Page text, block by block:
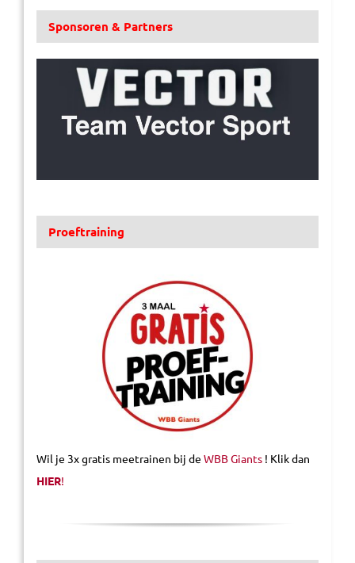
Sponsoren & Partners
Proeftraining
Wil je 3x gratis meetrainen bij de WBB Giants ! Klik dan
HIER!